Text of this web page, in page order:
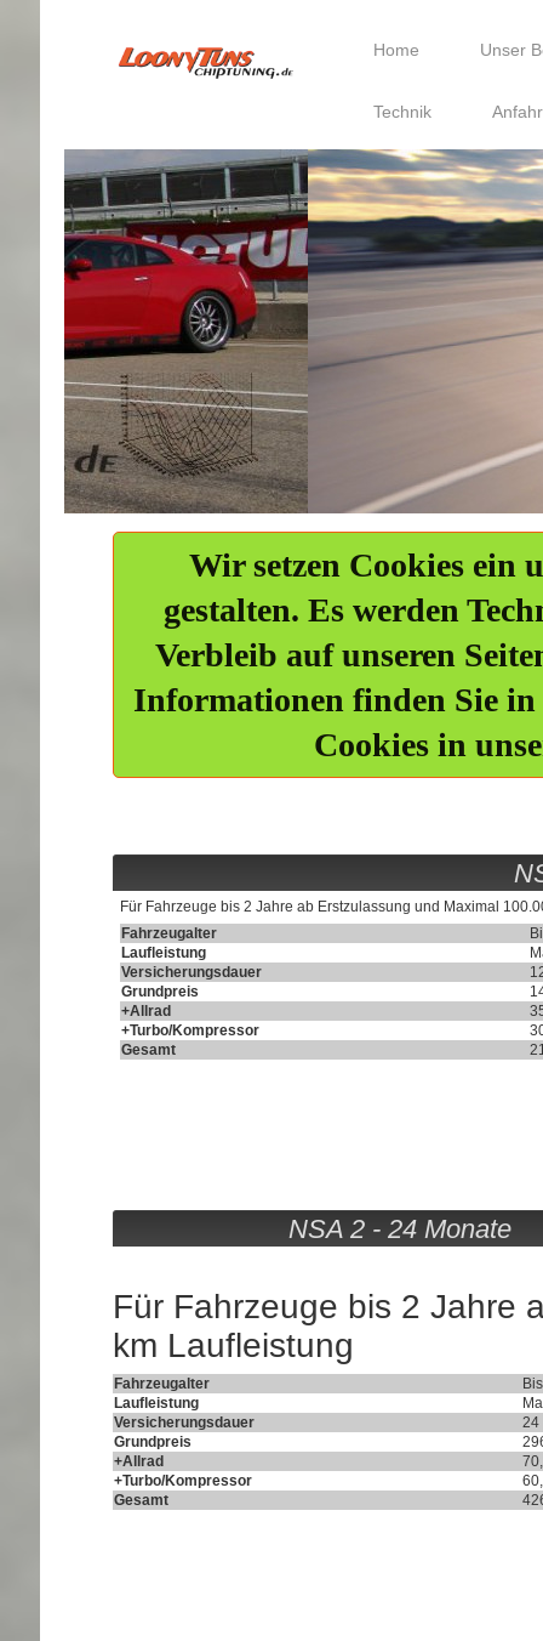
Home Unser
Technik
Wir setzen Cookies ein
gestalten. Es werden
Verbleib auf unseren
Informationen finden Sie
Cookies in
Für Fahrzeuge bis 2 Jahre ab Erstzulassung und Maximal
Fahrzeugalter
Laufleistung
Versicherungsdauer
Grundpreis
+Allrad
+Turbo/Kompressor
Gesamt
NSA 2
Für Fahrzeuge bis 2 Jahre
km Laufleistung
Fahrzeugalter
Laufleistung
Versicherungsdauer
24
Grundpreis
+Allrad
+Turbo/Kompressor
Gesamt